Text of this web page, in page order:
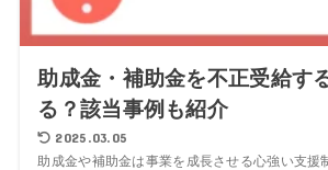
助成金・補助金を不正受給す
る？該当事例も紹介
2025.03.05
助成金や補助金は事業を成長させる心強い支援